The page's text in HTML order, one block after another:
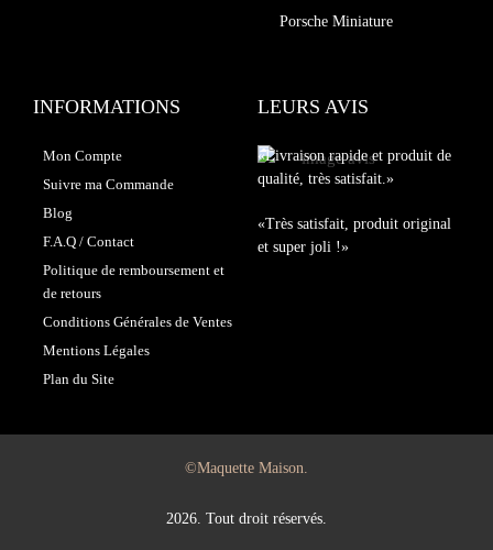
Porsche Miniature
INFORMATIONS
Mon Compte
Suivre ma Commande
Blog
F.A.Q / Contact
Politique de remboursement et
de retours
Conditions Générales de Ventes
Mentions Légales
Plan du Site
LEURS AVIS
«Livraison rapide et produit de
qualité, très satisfait.»
«Très satisfait, produit original
et super joli !»
©Maquette Maison.
2026. Tout droit réservés.